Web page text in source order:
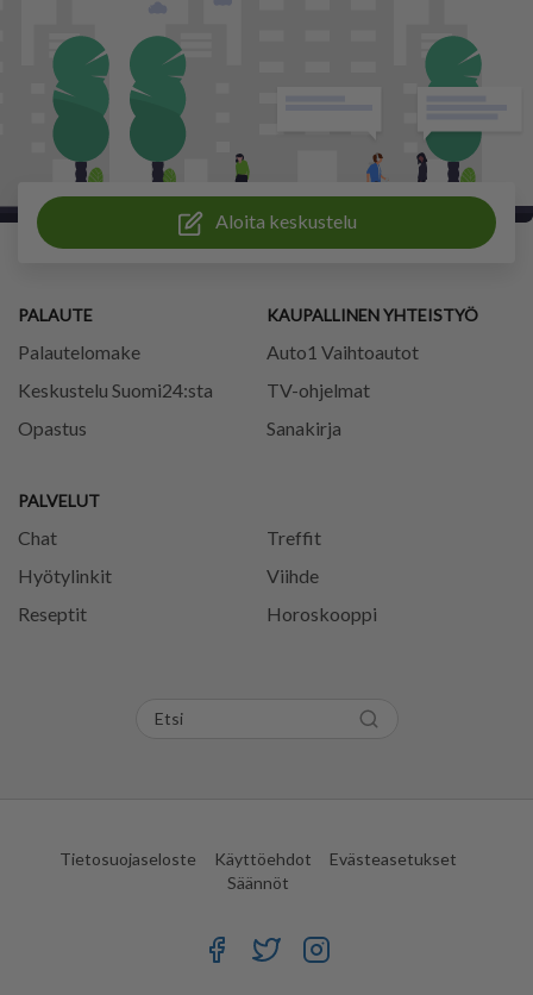
Aloita keskustelu
PALAUTE
Palautelomake
Keskustelu Suomi24:sta
Opastus
PALVELUT
Chat
Treffit
Hyötylinkit
Viihde
Reseptit
Horoskooppi
KAUPALLINEN YHTEISTYÖ
Auto1 Vaihtoautot
TV-ohjelmat
Sanakirja
Tietosuojaseloste Käyttöehdot
Evästeasetukset
Säännöt